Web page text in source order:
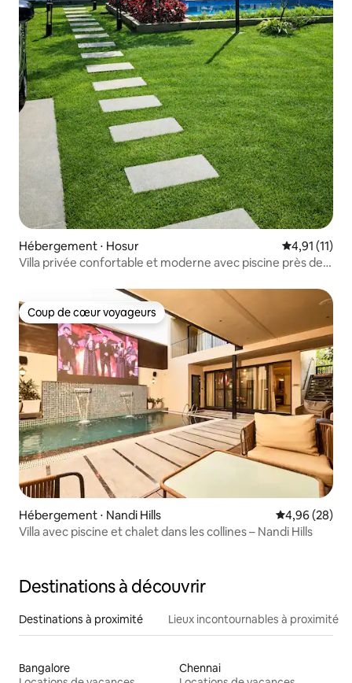
Hébergement ⋅ Hosur Évaluation
4,91 (11)
Villa privée confortable et moderne avec piscine près de
Coup de cœur voyageurs
Coup de cœur voyageurs
Hébergement ⋅ Nandi Hills Évaluation
4,96 (28)
Villa avec piscine et chalet dans les collines – Nandi Hills
Destinations à découvrir
Destinations à proximité Lieux incontournables à proximité
Bangalore
Chennai